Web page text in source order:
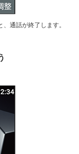
、通話が終了します。